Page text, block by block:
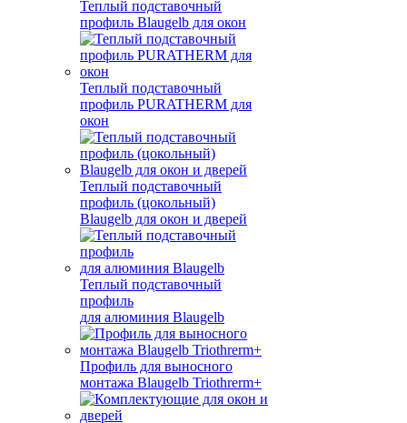
Теплый подставочный
профиль Blaugelb для окон
Теплый подставочный
профиль PURATHERM для
окон
Теплый подставочный
профиль (цокольный)
Blaugelb для окон и дверей
Теплый подставочный
профиль
для алюминия Blaugelb
Профиль для выносного
монтажа Blaugelb Triothrerm+